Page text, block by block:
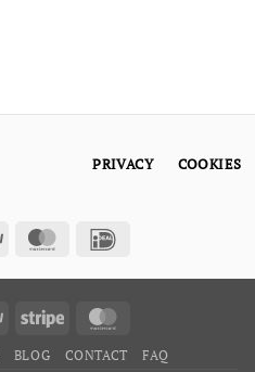
PayPal MasterCard
PRIVACY COOKIES
PayPal Stripe
BLOG CONTACT FAQ